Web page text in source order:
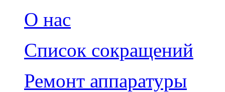
О нас
Список сокращений
Ремонт аппаратуры